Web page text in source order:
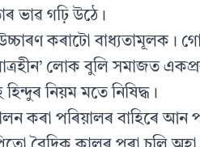
ভাৱ গঢ়ি উঠে।
উচ্চাৰণ কৰাটো বাধ্যতামূলক।
লোক বুলি সমাজত
নিয়ম মতে নিষিদ্ধ।
কৰা পৰিয়ালৰ বাহিৰে আন